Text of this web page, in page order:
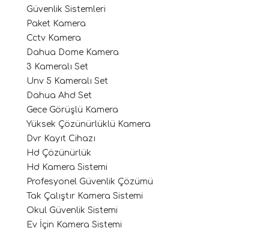
Güvenlik Sistemleri
Paket Kamera
Cctv Kamera
Dahua Dome Kamera
3 Kameralı Set
Unv 5 Kameralı Set
Dahua Ahd Set
Gece Görüşlü Kamera
Yüksek Çözünürlüklü Kamera
Dvr Kayıt Cihazı
Hd Çözünürlük
Hd Kamera Sistemi
Profesyonel Güvenlik Çözümü
Tak Çalıştır Kamera Sistemi
Okul Güvenlik Sistemi
Ev İçin Kamera Sistemi